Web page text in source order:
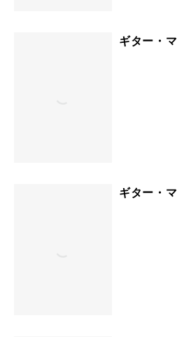
ギター・
ギター・